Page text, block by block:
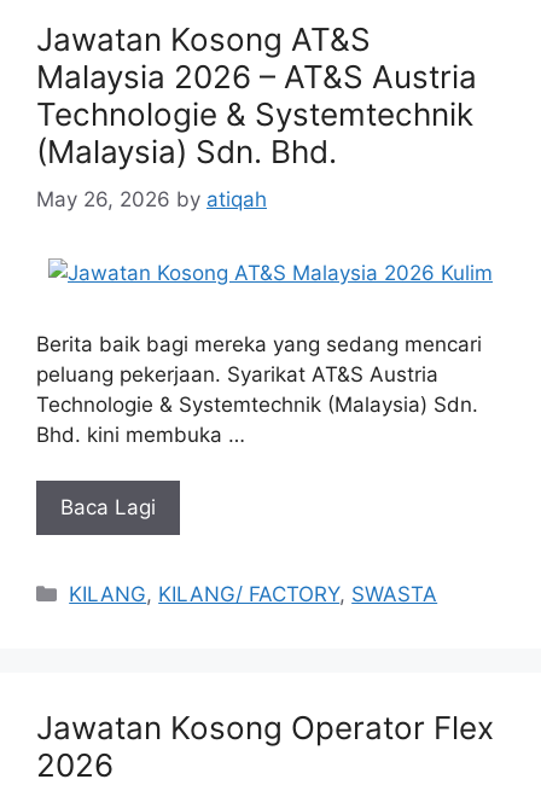
Jawatan Kosong AT&S
Malaysia 2026 – AT&S Austria
Technologie & Systemtechnik
(Malaysia) Sdn. Bhd.
May 26, 2026 by atiqah
Berita baik bagi mereka yang sedang mencari
peluang pekerjaan. Syarikat AT&S Austria
Technologie & Systemtechnik (Malaysia) Sdn.
Bhd. kini membuka …
Baca Lagi
Categories
KILANG, KILANG/ FACTORY, SWASTA
Jawatan Kosong Operator Flex
2026